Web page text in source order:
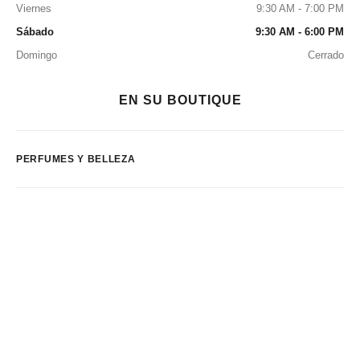
Viernes
9:30 AM - 7:00 PM
Sábado
9:30 AM - 6:00 PM
Domingo
Cerrado
EN SU BOUTIQUE
PERFUMES Y BELLEZA